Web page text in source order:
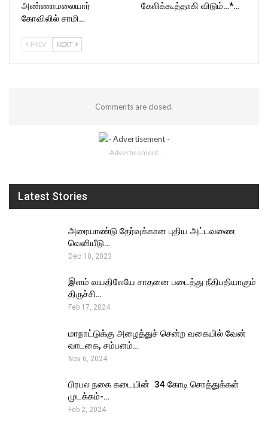
அண்ணாமலையார்
கோவிலில் சாமி…
கேலிக்கூத்தாகி விடும்…*…
PREV NEXT
Comments are closed.
- Advertisement -
Latest Stories
அரையாண்டு தேர்வுக்கான புதிய அட்டவணை
வெளியீடு…
Dec 10, 2023
இளம் வயதிலேயே சாதனை படைத்து நீதிபதியாகும்
திருச்சி…
Feb 17, 2024
மாநாட்டுக்கு அழைத்துச் சென்ற வகையில் வேன்
வாடகை, சம்பளம்…
Nov 6, 2024
பிரபல நகை கடையின் ₹ 34 கோடி சொத்துக்கள்
முடக்கம்-…
Feb 2, 2024